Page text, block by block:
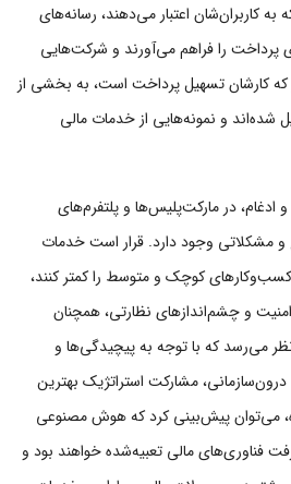
به کاربران‌شان اعتبار می‌دهند، رسانه‌های
پرداخت را فراهم می‌آورند و شرکت‌هایی
که کارشان تسهیل پرداخت است، به بخشی از
شده‌اند و نمونه‌هایی از خدمات مالی
ادغام، در مارکت‌پلیس‌ها و پلتفرم‌های
و مشکلاتی وجود دارد. قرار است خدمات
کوچک و متوسط را کمتر کنند،
و چشم‌اندازهای نظارتی، همچنان
می‌رسد که با توجه به پیچیدگی‌ها و
مشارکت استراتژیک بهترین
می‌توان پیش‌بینی کرد که هوش مصنوعی
فناوری‌های مالی تعبیه‌شده خواهند بود و